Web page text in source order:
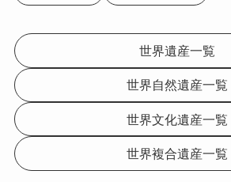
世界遺産一覧
世界自然遺産一覧
世界文化遺産一覧
世界複合遺産一覧